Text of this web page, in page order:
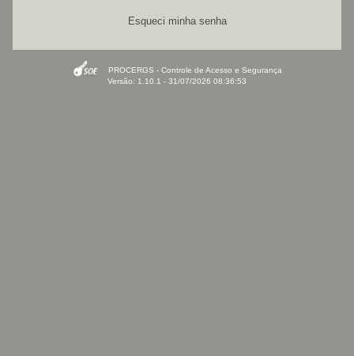
Esqueci minha senha
PROCERGS - Controle de Acesso e Segurança
Versão: 1.10.1 - 31/07/2026 08:36:53